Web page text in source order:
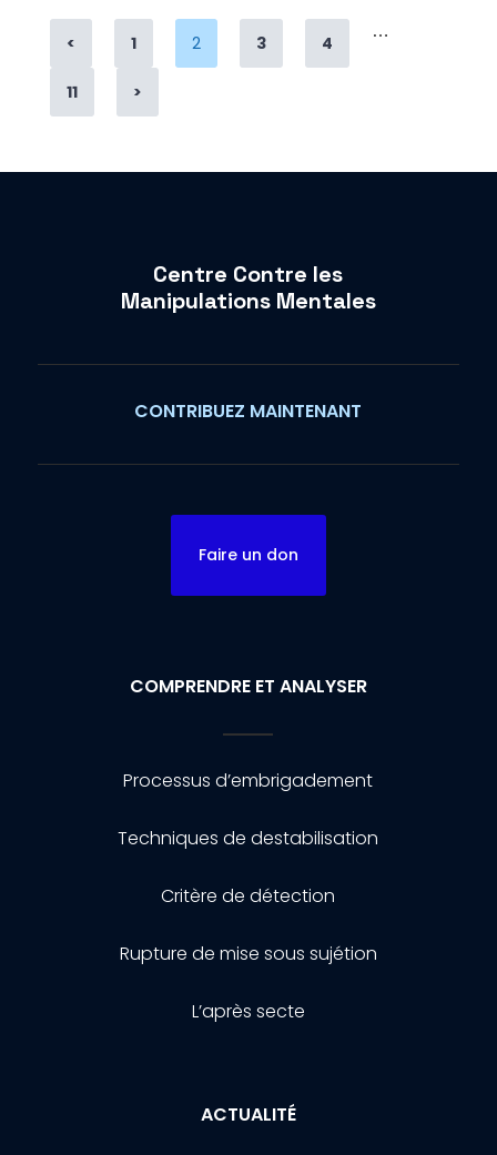
< Page
1 Page
2 Page
3 Page
4
…
Page
11 >
Centre Contre les
Manipulations Mentales
CONTRIBUEZ MAINTENANT
Faire un don
COMPRENDRE ET ANALYSER
Processus d’embrigadement
Techniques de destabilisation
Critère de détection
Rupture de mise sous sujétion
L’après secte
ACTUALITÉ